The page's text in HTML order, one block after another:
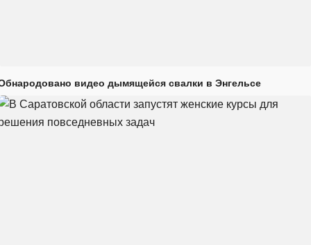
видео дымящейся свалки в Энгельсе